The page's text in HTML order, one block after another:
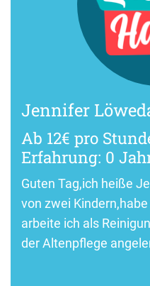
Jennifer
Ab 12€ pro
Erfahrung: 0
Guten Tag,ich heiße
von zwei
arbeite ich als
der Altenpflege